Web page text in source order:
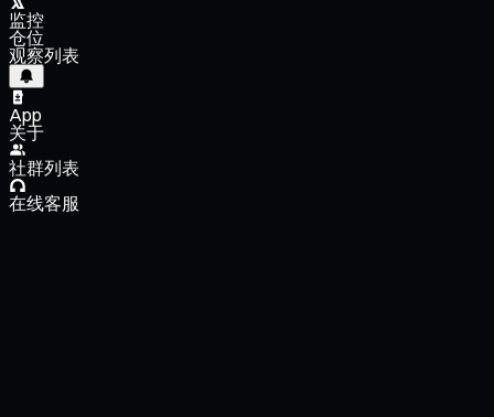
监控
仓位
观察列表
App
关于
社群列表
在线客服